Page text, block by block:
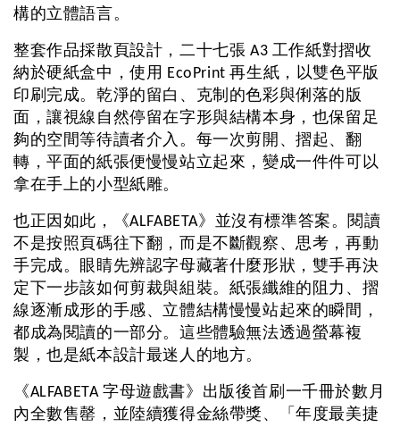
構的立體語言。
整套作品採散頁設計，二十七張 A3 工作紙對摺收
納於硬紙盒中，使用 EcoPrint 再生紙，以雙色平版
印刷完成。乾淨的留白、克制的色彩與俐落的版
面，讓視線自然停留在字形與結構本身，也保留足
夠的空間等待讀者介入。每一次剪開、摺起、翻
轉，平面的紙張便慢慢站立起來，變成一件件可以
拿在手上的小型紙雕。
也正因如此，《ALFABETA》並沒有標準答案。閱讀
不是按照頁碼往下翻，而是不斷觀察、思考，再動
手完成。眼睛先辨認字母藏著什麼形狀，雙手再決
定下一步該如何剪裁與組裝。紙張纖維的阻力、摺
線逐漸成形的手感、立體結構慢慢站起來的瞬間，
都成為閱讀的一部分。這些體驗無法透過螢幕複
製，也是紙本設計最迷人的地方。
《ALFABETA 字母遊戲書》出版後首刷一千冊於數月
內全數售罄，並陸續獲得金絲帶獎、「年度最美捷